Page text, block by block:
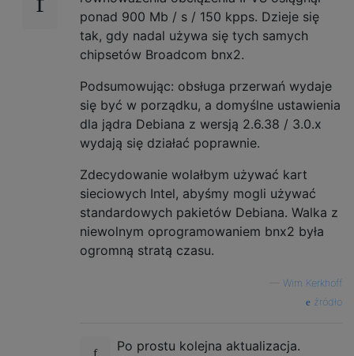
ponad 900 Mb / s / 150 kpps. Dzieje się
tak, gdy nadal używa się tych samych
chipsetów Broadcom bnx2.
Podsumowując: obsługa przerwań wydaje
się być w porządku, a domyślne ustawienia
dla jądra Debiana z wersją 2.6.38 / 3.0.x
wydają się działać poprawnie.
Zdecydowanie wolałbym używać kart
sieciowych Intel, abyśmy mogli używać
standardowych pakietów Debiana. Walka z
niewolnym oprogramowaniem bnx2 była
ogromną stratą czasu.
Wim Kerkhoff
źródło
Po prostu kolejna aktualizacja.